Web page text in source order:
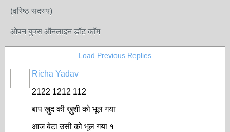
(वरिष्ठ सदस्य)
ओपन बुक्स ऑनलाइन डॉट कॉम
Load Previous Replies
Richa Yadav
2122 1212 112
बाप ख़ुद की ख़ुशी को भूल गया
आज बेटा उसी को भूल गया १